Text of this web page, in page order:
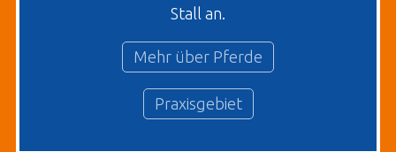
Stall an.
Mehr über Pferde
Praxisgebiet